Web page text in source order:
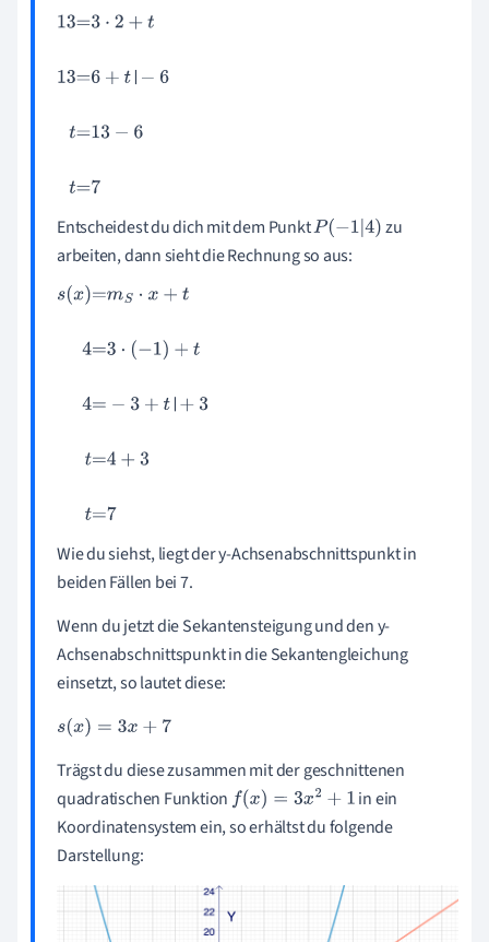
6t=13-6 t= 7
Entscheidest du dich mit dem PunktP-1|4
zu
arbeiten, dann sieht die Rechnung so aus:
)=mS·x +t4=3·(-1)+t
Wie du siehst, liegt der y-Achsenabschnittspunkt in
beiden Fällen bei 7.
Wenn du jetzt die Sekantensteigung und den y-
Achsenabschnittspunkt in die Sekantengleichung
einsetzt, so lautet diese:
s(x)=3x+ 7
Trägst du diese zusammen mit der geschnittenen
quadratischen Funktion fx=3x 2+1
in ein
Koordinatensystem ein, so erhältst du folgende
Darstellung: